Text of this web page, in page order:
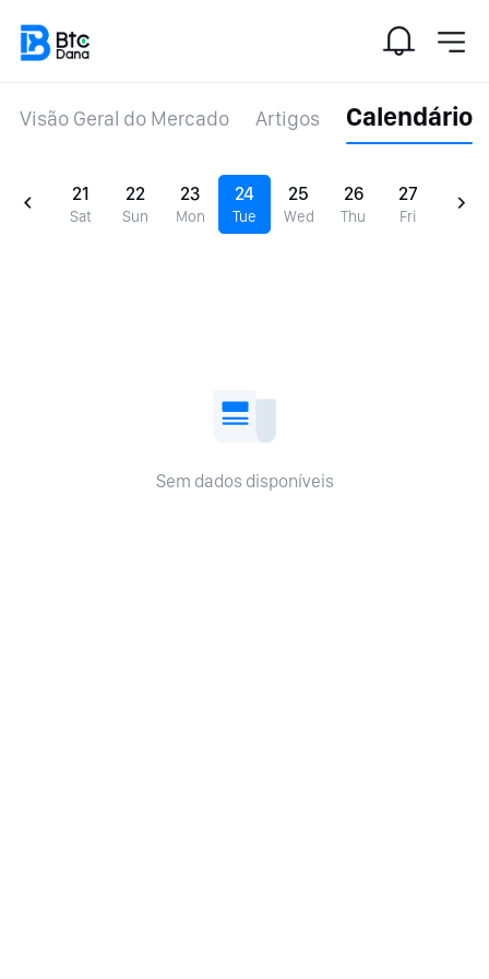
Visão Geral do Mercado Artigos Calendário
21
Sat
22
Sun
23
Mon
24
Tue
25
Wed
26
Thu
27
Fri
Sem dados disponíveis